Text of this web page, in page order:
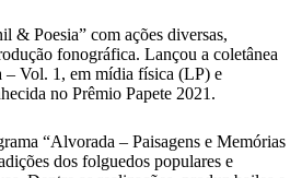
& Poesia” com ações diversas,
fonográfica. Lançou a coletânea
– Vol. 1, em mídia física (LP) e
no Prêmio Papete 2021.
“Alvorada – Paisagens e Memórias
dos folguedos populares e